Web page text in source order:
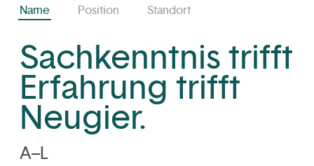
Name Position Standort
Sachkenntnis trifft
Erfahrung trifft
Neugier.
A–L